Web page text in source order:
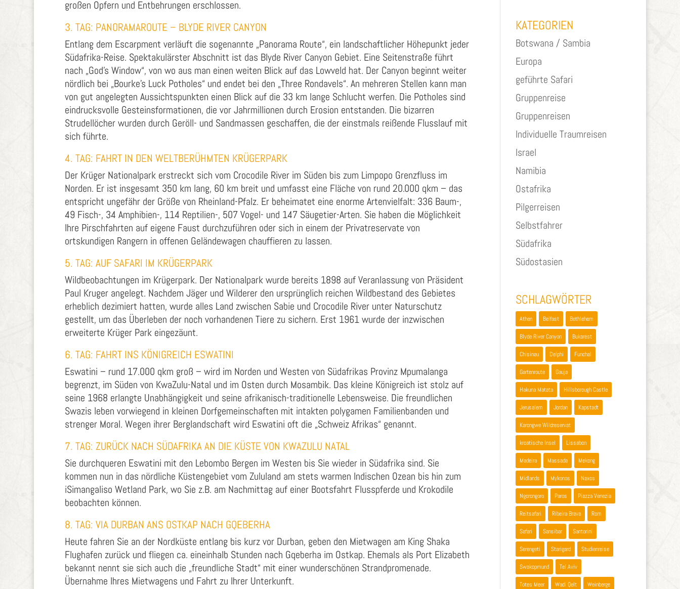
großen Opfern und Entbehrungen erschlossen.
3. TAG: PANORAMAROUTE – BLYDE RIVER CANYON
Entlang dem Escarpment verläuft die sogenannte „Panorama Route“, ein landschaftlicher Höhepunkt jeder
Südafrika-Reise. Spektakulärster Abschnitt ist das Blyde River Canyon Gebiet. Eine Seitenstraße führt
nach „God’s Window“, von wo aus man einen weiten Blick auf das Lowveld hat. Der Canyon beginnt weiter
nördlich bei „Bourke’s Luck Potholes“ und endet bei den „Three Rondavels“. An mehreren Stellen kann man
von gut angelegten Aussichtspunkten einen Blick auf die 33 km lange Schlucht werfen. Die Potholes sind
eindrucksvolle Gesteinsformationen, die vor Jahrmillionen durch Erosion entstanden. Die bizarren
Strudellöcher wurden durch Geröll- und Sandmassen geschaffen, die der einstmals reißende Flusslauf mit
sich führte.
4. TAG: FAHRT IN DEN WELTBERÜHMTEN KRÜGERPARK
Der Krüger Nationalpark erstreckt sich vom Crocodile River im Süden bis zum Limpopo Grenzfluss im
Norden. Er ist insgesamt 350 km lang, 60 km breit und umfasst eine Fläche von rund 20.000 qkm – das
entspricht ungefähr der Größe von Rheinland-Pfalz. Er beheimatet eine enorme Artenvielfalt: 336 Baum-,
49 Fisch-, 34 Amphibien-, 114 Reptilien-, 507 Vogel- und 147 Säugetier-Arten. Sie haben die Möglichkeit
Ihre Pirschfahrten auf eigene Faust durchzuführen oder sich in einem der Privatreservate von
ortskundigen Rangern in offenen Geländewagen chauffieren zu lassen.
5. TAG: AUF SAFARI IM KRÜGERPARK
Wildbeobachtungen im Krügerpark. Der Nationalpark wurde bereits 1898 auf Veranlassung von Präsident
Paul Kruger angelegt. Nachdem Jäger und Wilderer den ursprünglich reichen Wildbestand des Gebietes
erheblich dezimiert hatten, wurde alles Land zwischen Sabie und Crocodile River unter Naturschutz
gestellt, um das Überleben der noch vorhandenen Tiere zu sichern. Erst 1961 wurde der inzwischen
erweiterte Krüger Park eingezäunt.
6. TAG: FAHRT INS KÖNIGREICH ESWATINI
Eswatini – rund 17.000 qkm groß – wird im Norden und Westen von Südafrikas Provinz Mpumalanga
begrenzt, im Süden von KwaZulu-Natal und im Osten durch Mosambik. Das kleine Königreich ist stolz auf
seine 1968 erlangte Unabhängigkeit und seine afrikanisch-traditionelle Lebensweise. Die freundlichen
Swazis leben vorwiegend in kleinen Dorfgemeinschaften mit intakten polygamen Familienbanden und
strenger Moral. Wegen ihrer Berglandschaft wird Eswatini oft die „Schweiz Afrikas“ genannt.
7. TAG: ZURÜCK NACH SÜDAFRIKA AN DIE KÜSTE VON KWAZULU NATAL
Sie durchqueren Eswatini mit den Lebombo Bergen im Westen bis Sie wieder in Südafrika sind. Sie
kommen nun in das nördliche Küstengebiet vom Zululand am stets warmen Indischen Ozean bis hin zum
iSimangaliso Wetland Park, wo Sie z.B. am Nachmittag auf einer Bootsfahrt Flusspferde und Krokodile
beobachten können.
8. TAG: VIA DURBAN ANS OSTKAP NACH GQEBERHA
Heute fahren Sie an der Nordküste entlang bis kurz vor Durban, geben den Mietwagen am King Shaka
Flughafen zurück und fliegen ca. eineinhalb Stunden nach Gqeberha im Ostkap. Ehemals als Port Elizabeth
bekannt nennt sie sich auch die „freundliche Stadt“ mit einer wunderschönen Strandpromenade.
Übernahme Ihres Mietwagens und Fahrt zu Ihrer Unterkunft.
KATEGORIEN
Botswana / Sambia
Europa
geführte Safari
Gruppenreise
Gruppenreisen
Individuelle Traumreisen
Israel
Namibia
Ostafrika
Pilgerreisen
Selbstfahrer
Südafrika
Südostasien
SCHLAGWÖRTER
Athen Belfast Bethlehem
Blyde River Canyon Bukarest
Chisinau Delphi Funchal
Gartenroute Gauja
Hakuna Matata Hillsborough Castle
Jerusalem Jordan Kapstadt
Karongwe Wildreservat
kroatische Insel Lissabon
Madeira Massada Mekong
Midlands Mykonos Naxos
Ngorongoro Paros Piazza Venezia
Reitsafari Ribeira Brava Rom
Safari Sansibar Santorini
Serengeti Starigard Studienreise
Swakopmund Tel Aviv
Totes Meer Wadi Qelt Weinberge